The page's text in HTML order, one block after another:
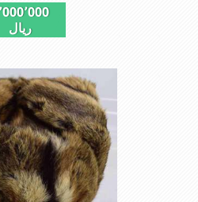
سایز)وجنس این کلاه
تهیه شده است وآستری
دلیل به راحتی
تمامی سروپشت گردن
دارد
ریال